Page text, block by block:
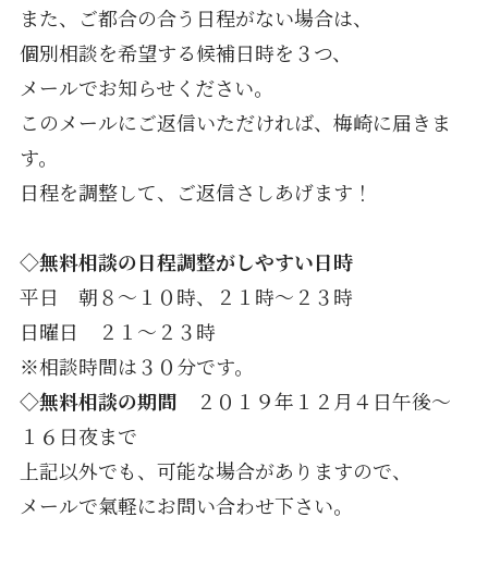
また、ご都合の合う日程がない場合は、
個別相談を希望する候補日時を３つ、
メールでお知らせください。
このメールにご返信いただければ、梅崎に届きま
す。
日程を調整して、ご返信さしあげます！
◇無料相談の日程調整がしやすい日時
平日 朝８〜１０時、２１時〜２３時
日曜日 ２１〜２３時
※相談時間は３０分です。
◇無料相談の期間２０１９年１２月４日午後〜
１６日夜まで
上記以外でも、可能な場合がありますので、
メールで氣軽にお問い合わせ下さい。